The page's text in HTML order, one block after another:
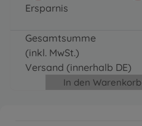
Ersparnis
Gesamtsumme
(inkl. MwSt.)
Versand (innerhalb DE)
In den Warenkorb